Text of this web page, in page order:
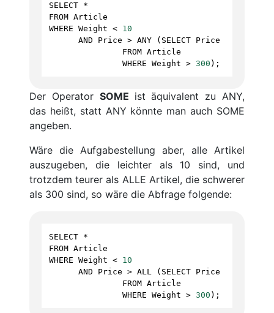
SELECT *
FROM Article
WHERE Weight < 10
AND
Price > ANY ( SELECT Price
FROM Article
WHERE Weight > 300 );
Der Operator SOME ist äquivalent zu ANY,
das heißt, statt ANY könnte man auch SOME
angeben.
Wäre die Aufgabestellung aber, alle Artikel
auszugeben, die leichter als 10 sind, und
trotzdem teurer als ALLE Artikel, die schwerer
als 300 sind, so wäre die Abfrage folgende:
SELECT *
FROM Article
WHERE Weight < 10
AND
Price > ALL ( SELECT Price
FROM Article
WHERE Weight > 300 );